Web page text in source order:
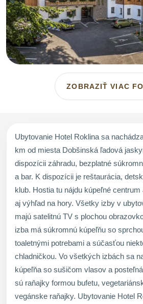
ZOBRAZIŤ VIAC
Ubytovanie Hotel Roklina sa
km od miesta Dobšinská ľadová
dispozícii záhradu, bezplatné
a bar. K dispozícii je reštaurácia,
klub. Hostia tu nájdu kúpeľné
aj výhľad na hory. Všetky izby v
majú satelitnú TV s plochou
izba má súkromnú kúpeľňu so
toaletnými potrebami a súčasťou
chladničkou. Vo všetkých izbách sa
kúpeľňa so sušičom vlasov a
sú raňajky formou bufetu,
vegánske raňajky. Ubytovanie Hotel